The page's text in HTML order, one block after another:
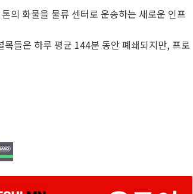
의 화물을 물류 센터로 운송하는 새로운 인프
들은 하루 평균 144분 동안 폐쇄되지만, 프로